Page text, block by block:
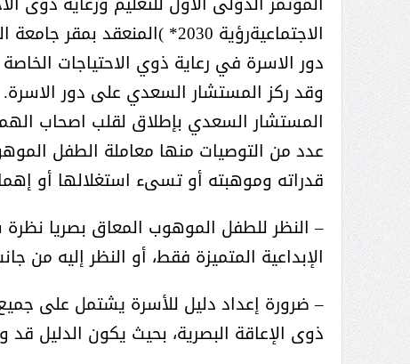
الاجتماعيةرؤية 2030*
دور الاسرة في رعاية ذوي الاحتياجات الخاصة
وقد ركز المستشار السعدي على دور الاسرة.
المستشار السعدي بإطلاق لقلب اصحاب
عدد من التوصيات منها معاملة الطفل
قدراته وموهبته أو تسىء استغلالها أو
– النظر للطفل الموهوب المعاق بصريا نظرة
الإبداعية المتميزة فقط، أو النظر إليه من
– ضرورة إعداد دليل للأسرة يشتمل على
ذوى الإعاقة البصرية، بحيث يكون الدليل
الاميره نجود بنت هذلول بن
عبدالعزيز ال سعود المشرف العام
على ملف دعم وتطوير وتمكين
الباعة الجائلين هيئة الصحفيين
السعوديين فرع نجران ينظم ورشة
عمل ( الإعلام والتنمية ):